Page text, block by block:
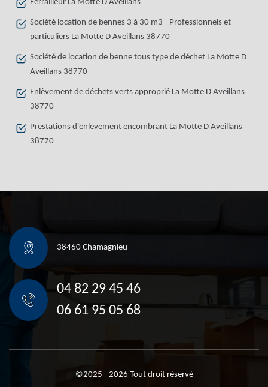
Ferrailleur La Motte D Aveillans
Société location de bennes 3 à 30 m3 - Professionnels et
particuliers La Motte D Aveillans 38770
Société de location de benne tous type de déchet La Motte D
Aveillans 38770
Enlèvement de déchets verts approprié La Motte D Aveillans
38770
Prestations d'enlevement encombrant La Motte D Aveillans
38770
38460 Chamagnieu
04 82 29 45 46
06 61 95 05 68
©2025 - 2026 Tout droit réservé